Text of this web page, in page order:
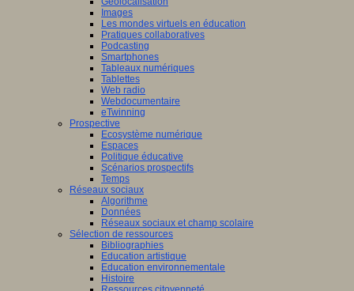
Images
Les mondes virtuels en éducation
Pratiques collaboratives
Podcasting
Smartphones
Tableaux numériques
Tablettes
Web radio
Webdocumentaire
eTwinning
Prospective
Ecosystème numérique
Espaces
Politique éducative
Scénarios prospectifs
Temps
Réseaux sociaux
Algorithme
Données
Réseaux sociaux et champ scolaire
Sélection de ressources
Bibliographies
Education artistique
Education environnementale
Histoire